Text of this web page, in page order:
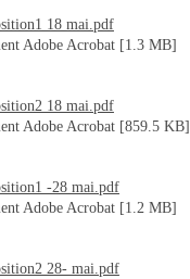
18 mai.pdf
Adobe Acrobat [1.3 MB]
18 mai.pdf
Adobe Acrobat [859.5 KB]
-28 mai.pdf
Adobe Acrobat [1.2 MB]
28- mai.pdf